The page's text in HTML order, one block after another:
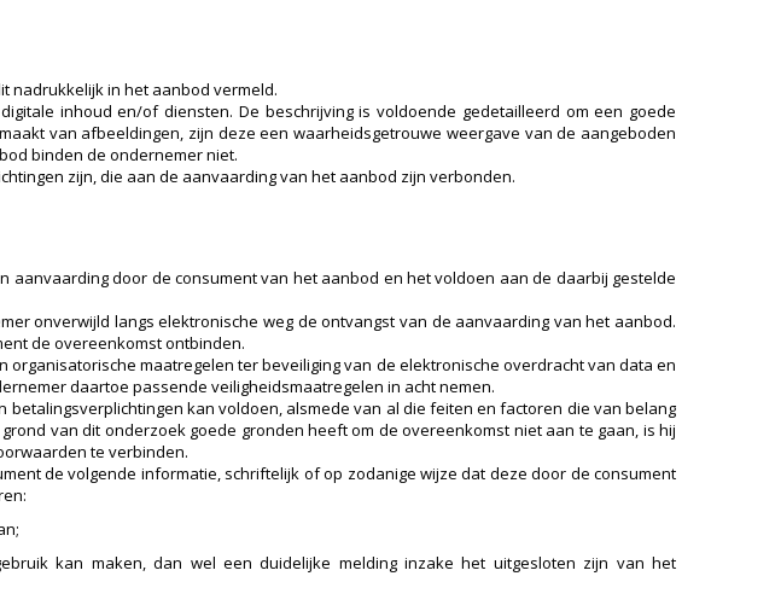
nadrukkelijk in het aanbod vermeld.
inhoud en/of diensten. De beschrijving is voldoende gedetailleerd om een goede
van afbeeldingen, zijn deze een waarheidsgetrouwe weergave van de aangeboden
binden de ondernemer niet.
zijn, die aan de aanvaarding van het aanbod zijn verbonden.
door de consument van het aanbod en het voldoen aan de daarbij gestelde
onverwijld langs elektronische weg de ontvangst van de aanvaarding van het aanbod.
de overeenkomst ontbinden.
maatregelen ter beveiliging van de elektronische overdracht van data en
daartoe passende veiligheidsmaatregelen in acht nemen.
kan voldoen, alsmede van al die feiten en factoren die van belang
van dit onderzoek goede gronden heeft om de overeenkomst niet aan te gaan, is hij
te verbinden.
de volgende informatie, schriftelijk of op zodanige wijze dat deze door de consument
kan maken, dan wel een duidelijke melding inzake het uitgesloten zijn van het